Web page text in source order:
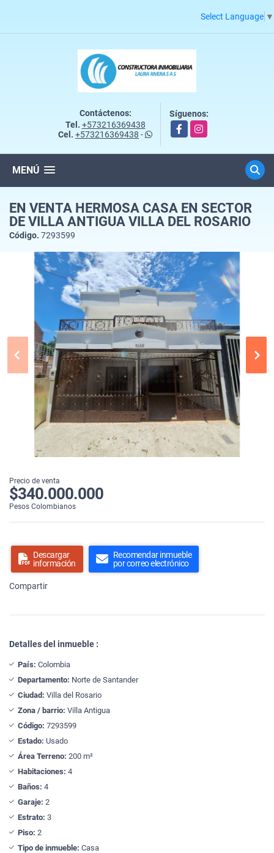
Select Language ▼
Contáctenos:
Tel. +573216369438
Cel. +573216369438 -
Síguenos:
FacebookInstagram
MENÚ
EN VENTA HERMOSA CASA EN SECTOR
DE VILLA ANTIGUA VILLA DEL ROSARIO
Código. 7293599
Precio de venta
$340.000.000
Pesos Colombianos
Descargar
información
Recomendar inmueble
por correo electrónico
Compartir
Detalles del inmueble :
País: Colombia
Departamento: Norte de Santander
Ciudad: Villa del Rosario
Zona / barrio: Villa Antigua
Código: 7293599
Estado: Usado
Área Terreno: 200 m²
Habitaciones: 4
Baños: 4
Garaje: 2
Estrato: 3
Piso: 2
Tipo de inmueble: Casa